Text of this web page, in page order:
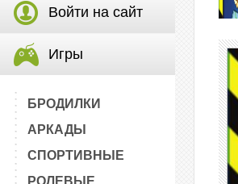
Войти на сайт
Игры
БРОДИЛКИ
АРКАДЫ
СПОРТИВНЫЕ
РОЛЕВЫЕ